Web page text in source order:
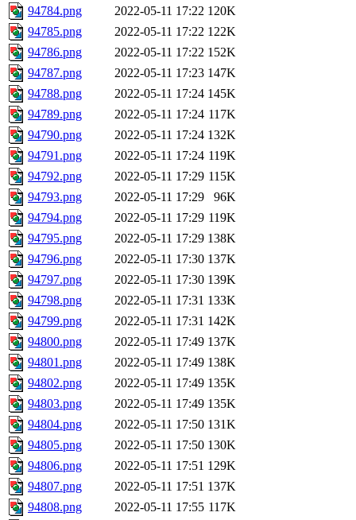
94784.png
2022-05-11 17:22 120K
94785.png
2022-05-11 17:22 122K
94786.png
2022-05-11 17:22 152K
94787.png
2022-05-11 17:23 147K
94788.png
2022-05-11 17:24 145K
94789.png
2022-05-11 17:24 117K
94790.png
2022-05-11 17:24 132K
94791.png
2022-05-11 17:24 119K
94792.png
2022-05-11 17:29 115K
94793.png
2022-05-11 17:29
96K
94794.png
2022-05-11 17:29 119K
94795.png
2022-05-11 17:29 138K
94796.png
2022-05-11 17:30 137K
94797.png
2022-05-11 17:30 139K
94798.png
2022-05-11 17:31 133K
94799.png
2022-05-11 17:31 142K
94800.png
2022-05-11 17:49 137K
94801.png
2022-05-11 17:49 138K
94802.png
2022-05-11 17:49 135K
94803.png
2022-05-11 17:49 135K
94804.png
2022-05-11 17:50 131K
94805.png
2022-05-11 17:50 130K
94806.png
2022-05-11 17:51 129K
94807.png
2022-05-11 17:51 137K
94808.png
2022-05-11 17:55 117K